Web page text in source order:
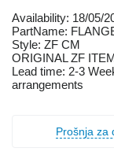
Availability: 18/05/
PartName:
Style: ZF CM
ORIGINAL ZF
Lead time: 2-3
arrangements
Prošnja za